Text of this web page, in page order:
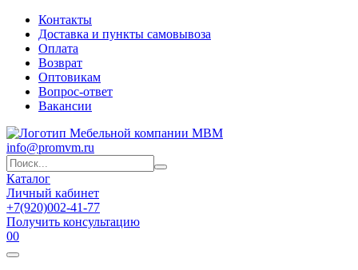
Контакты
Доставка и пункты самовывоза
Оплата
Возврат
Оптовикам
Вопрос-ответ
Вакансии
info@promvm.ru
Каталог
Личный кабинет
+7(920)002-41-77
Получить консультацию
00